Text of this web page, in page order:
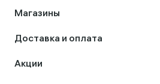
Магазины
Доставка и оплата
Акции